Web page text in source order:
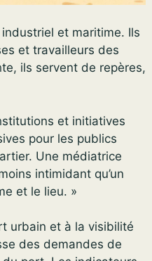
et maritime. Ils
et travailleurs des
ils servent de repères,
et initiatives
pour les publics
Une médiatrice
intimidant qu’un
et le lieu. »
urbain et à la visibilité
des demandes de